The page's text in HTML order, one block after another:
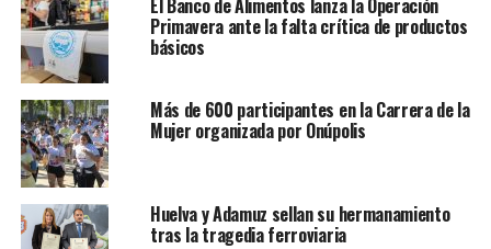
Primavera ante la falta crítica de productos
básicos
Más de 600 participantes en la Carrera de la
Mujer organizada por Onúpolis
Huelva y Adamuz sellan su hermanamiento
tras la tragedia ferroviaria